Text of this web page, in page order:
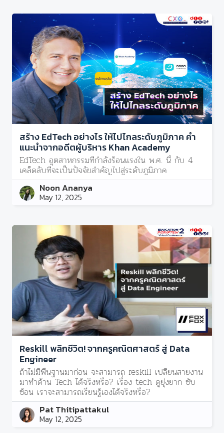
สร้าง EdTech อย่างไร ให้ไปไกลระดับภูมิภาค คำ
แนะนำจากอดีตผู้บริหาร Khan Academy
EdTech อุตสาหกรรมที่กำลังร้อนแรงใน พ.ศ. นี้ กับ 4
เคล็ดลับที่จะเป็นปัจจัยสำคัญไปสู่ระดับภูมิภาค
Noon Ananya
May 12, 2025
Reskill พลิกชีวิต! จากครูคณิตศาสตร์ สู่ Data
Engineer
ถ้าไม่มีพื้นฐานมาก่อน จะสามารถ reskill เปลี่ยนสายงาน
มาทำด้าน Tech ได้จริงหรือ? เรื่อง tech ดูยุ่งยาก ซับ
ซ้อน เราจะสามารถเรียนรู้เองได้จริงหรือ?
Pat Thitipattakul
May 12, 2025